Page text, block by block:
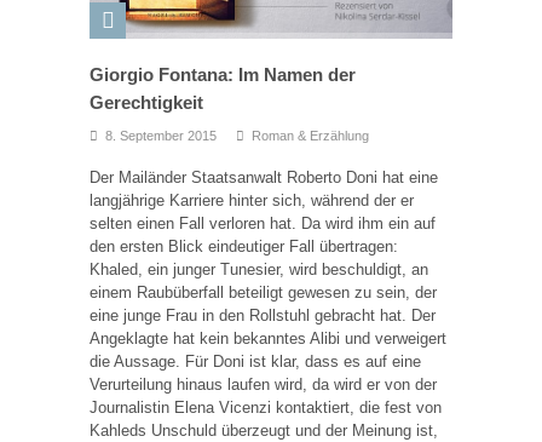
Giorgio Fontana: Im Namen der
Gerechtigkeit
8. September 2015 Roman & Erzählung
Der Mailänder Staatsanwalt Roberto Doni hat eine
langjährige Karriere hinter sich, während der er
selten einen Fall verloren hat. Da wird ihm ein auf
den ersten Blick eindeutiger Fall übertragen:
Khaled, ein junger Tunesier, wird beschuldigt, an
einem Raubüberfall beteiligt gewesen zu sein, der
eine junge Frau in den Rollstuhl gebracht hat. Der
Angeklagte hat kein bekanntes Alibi und verweigert
die Aussage. Für Doni ist klar, dass es auf eine
Verurteilung hinaus laufen wird, da wird er von der
Journalistin Elena Vicenzi kontaktiert, die fest von
Kahleds Unschuld überzeugt und der Meinung ist,